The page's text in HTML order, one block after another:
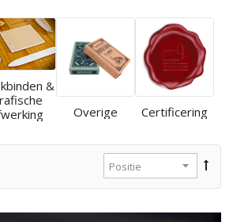
&
Overige Certificering